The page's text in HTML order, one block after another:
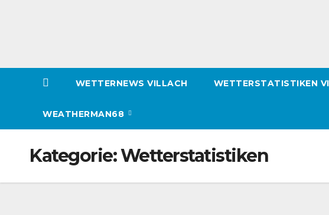
WETTERNEWS VILLACH WETTERSTATISTIKEN
WEATHERMAN68
Kategorie:Wetterstatistiken